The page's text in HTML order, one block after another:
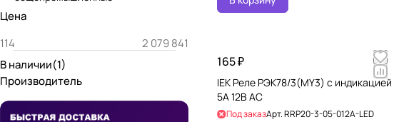
165 ₽
IEK Реле РЭК78/3(MY3) с индикацией
5А 12В AC
Под заказАрт.RRP20-3-05-012A-LED
Цена
В наличии(1)
Производитель